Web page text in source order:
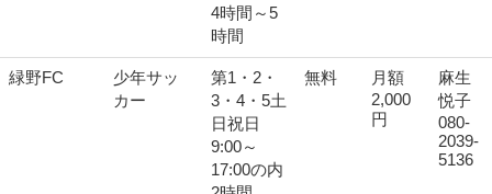
4時間～5
時間
緑野FC
少年サッ
カー
第1・2・
3・4・5土
日祝日
9:00～
17:00の内
無料
月額
2,000
円
麻生
悦子
080-
2039-
5136